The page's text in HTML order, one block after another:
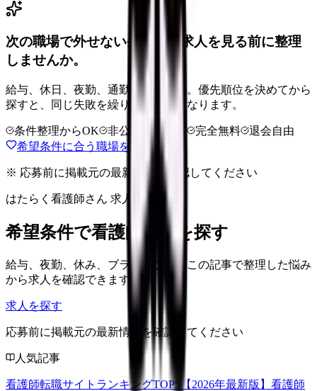
次の職場で外せない条件を、求人を見る前に整理
しませんか。
給与、休日、夜勤、通勤、人間関係。優先順位を決めてから
探すと、同じ失敗を繰り返しにくくなります。
条件整理からOK 非公開求人あり 完全無料
退会自由
希望条件に合う職場を相談する
※ 応募前に掲載元の最新情報を確認してください
はたらく看護師さん 求人
希望条件で看護師求人を探す
給与、夜勤、休み、ブランクなど、この記事で整理した悩み
から求人を確認できます。
求人を探す
応募前に掲載元の最新情報を確認してください
人気記事
看護師転職サイトランキングTOP5【2026年最新版】 看護師